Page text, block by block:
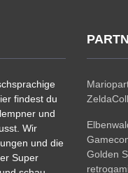
findest du
und
Wir
und die
Super
Golden